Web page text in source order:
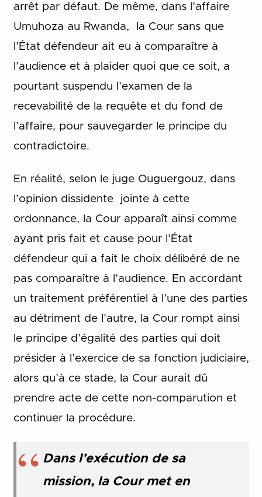
arrêt par défaut. De même, dans l’affaire
Umuhoza au Rwanda, la Cour sans que
l’État défendeur ait eu à comparaître à
l’audience et à plaider quoi que ce soit, a
pourtant suspendu l’examen de la
recevabilité de la requête et du fond de
l’affaire, pour sauvegarder le principe du
contradictoire.
En réalité, selon le juge Ouguergouz, dans
l’opinion dissidente jointe à cette
ordonnance, la Cour apparaît ainsi comme
ayant pris fait et cause pour l’État
défendeur qui a fait le choix délibéré de ne
pas comparaître à l’audience. En accordant
un traitement préférentiel à l’une des parties
au détriment de l’autre, la Cour rompt ainsi
le principe d’égalité des parties qui doit
présider à l’exercice de sa fonction judiciaire,
alors qu’à ce stade, la Cour aurait dû
prendre acte de cette non-comparution et
continuer la procédure.
Dans l’exécution de sa
mission, la Cour met en